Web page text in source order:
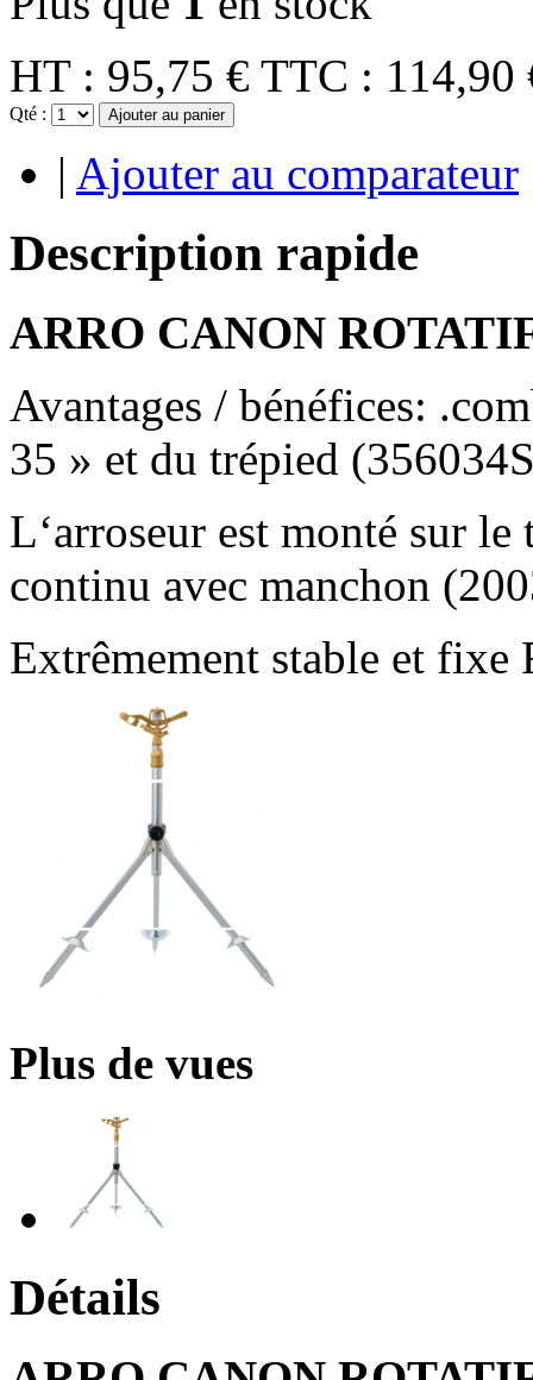
HT : 95,75 € TTC : 114,90
Qté : Ajouter au panier
| Ajouter au comparateur
Description rapide
ARRO CANON
Avantages / bénéfices:
35 » et du trépied
L‘arroseur est monté sur
continu avec manchon
Extrêmement stable et fixe
Plus de vues
Détails